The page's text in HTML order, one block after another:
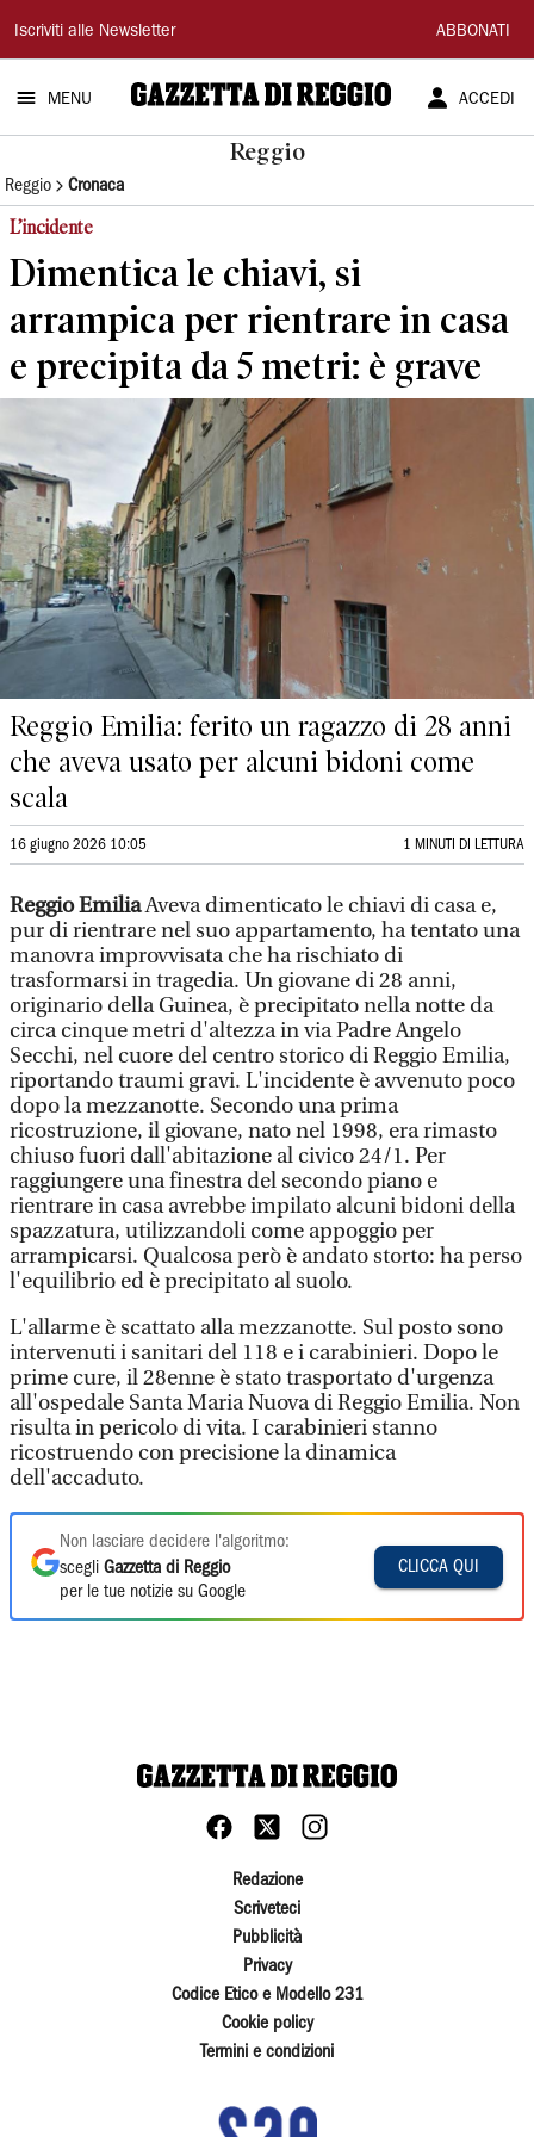
Gazzetta
di
Reggio
Iscriviti alle Newsletter ABBONATI
MENU ACCEDI
Reggio
Reggio Cronaca
L’incidente
Dimentica le chiavi, si
arrampica per rientrare in casa
e precipita da 5 metri: è grave
Reggio Emilia: ferito un ragazzo di 28 anni
che aveva usato per alcuni bidoni come
scala
16 giugno 2026 10:05 1 MINUTI DI LETTURA
Reggio EmiliaAveva dimenticato le chiavi di casa e,
pur di rientrare nel suo appartamento, ha tentato una
manovra improvvisata che ha rischiato di
trasformarsi in tragedia. Un giovane di 28 anni,
originario della Guinea, è precipitato nella notte da
circa cinque metri d'altezza in via Padre Angelo
Secchi, nel cuore del centro storico di Reggio Emilia,
riportando traumi gravi. L'incidente è avvenuto poco
dopo la mezzanotte. Secondo una prima
ricostruzione, il giovane, nato nel 1998, era rimasto
chiuso fuori dall'abitazione al civico 24/1. Per
raggiungere una finestra del secondo piano e
rientrare in casa avrebbe impilato alcuni bidoni della
spazzatura, utilizzandoli come appoggio per
arrampicarsi. Qualcosa però è andato storto: ha perso
l'equilibrio ed è precipitato al suolo.
L'allarme è scattato alla mezzanotte. Sul posto sono
intervenuti i sanitari del 118 e i carabinieri. Dopo le
prime cure, il 28enne è stato trasportato d'urgenza
all'ospedale Santa Maria Nuova di Reggio Emilia. Non
risulta in pericolo di vita. I carabinieri stanno
ricostruendo con precisione la dinamica
dell'accaduto.
Non lasciare decidere l'algoritmo:
scegli Gazzetta di Reggio
per le tue notizie su Google
CLICCA QUI
Redazione
Scriveteci
Pubblicità
Privacy
Codice Etico e Modello 231
Cookie policy
Termini e condizioni